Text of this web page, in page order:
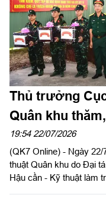
Thủ trưởng
Quân khu thăm, động viên lực lượng
làm nhiệm vụ
19:54 22/07/2026
(QK7 Online) - Ngày
thuật Quân khu do Đại
Hậu cần - Kỹ thuật làm